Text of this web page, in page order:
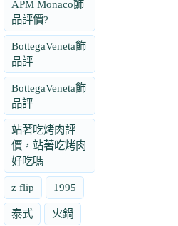
APM Monaco飾
品評價?
BottegaVeneta飾
品評
BottegaVeneta飾
品評
站著吃烤肉評
價，站著吃烤肉
好吃嗎
z flip 1995
泰式 火鍋